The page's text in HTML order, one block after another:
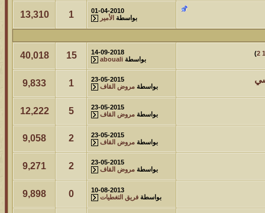
01-04-2010
بواسطة الأمير 1
13,310
1
2
)
14-09-2018
بواسطة abouali
15
40,018
23-05-2015
بواسطة مروض القاف 1
9,833
23-05-2015
بواسطة مروض القاف 5
12,222
23-05-2015
بواسطة مروض القاف 2
9,058
23-05-2015
بواسطة مروض القاف 2
9,271
10-08-2013
بواسطة فريق التغطيات 0
9,898